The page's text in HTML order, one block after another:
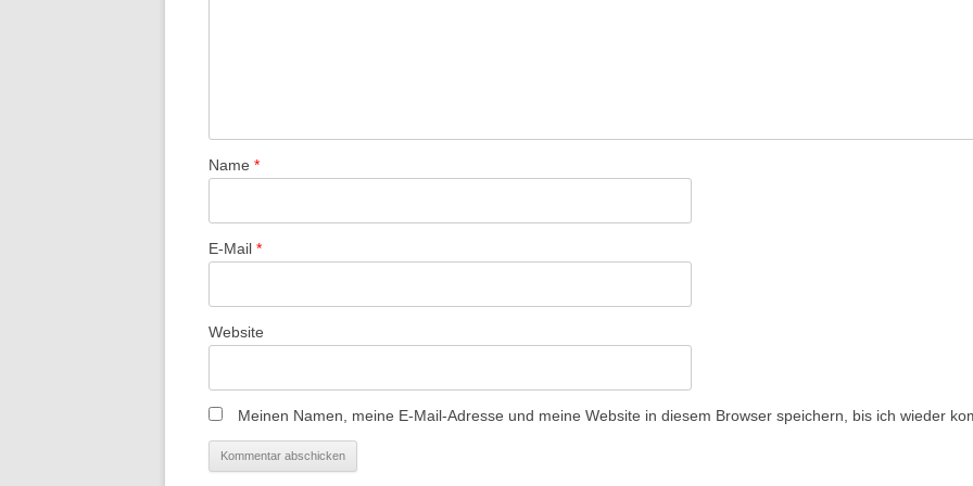
Name *
E-Mail *
Website
Meinen Namen, meine E-Mail-Adresse und meine Website in diesem Browser speichern, bis ich wieder